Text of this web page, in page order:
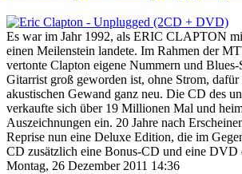
Es war im Jahr 1992, als ERIC CLAPTON
einen Meilenstein landete. Im Rahmen der
vertonte Clapton eigene Nummern und Blues-
Gitarrist groß geworden ist, ohne Strom,
akustischen Gewand ganz neu. Die CD des
verkaufte sich über 19 Millionen Mal und
Auszeichnungen ein. 20 Jahre nach
Reprise nun eine Deluxe Edition, die im
CD zusätzlich eine Bonus-CD und eine DVD
Montag, 26 Dezember 2011 14:36